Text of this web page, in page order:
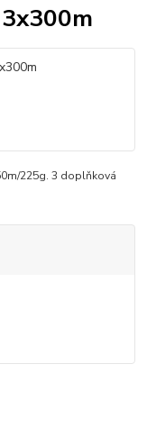
225g. 3 doplňková